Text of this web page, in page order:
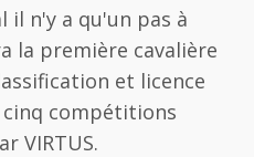
n'y a qu'un pas à
la première cavalière
et licence
compétitions
VIRTUS.